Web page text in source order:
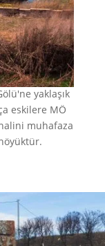
yaklaşık
eskilere MÖ
muhafaza
.